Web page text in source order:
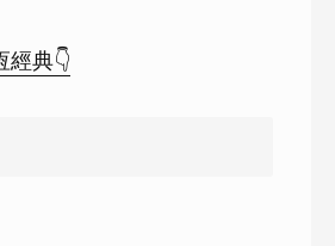
經典👇